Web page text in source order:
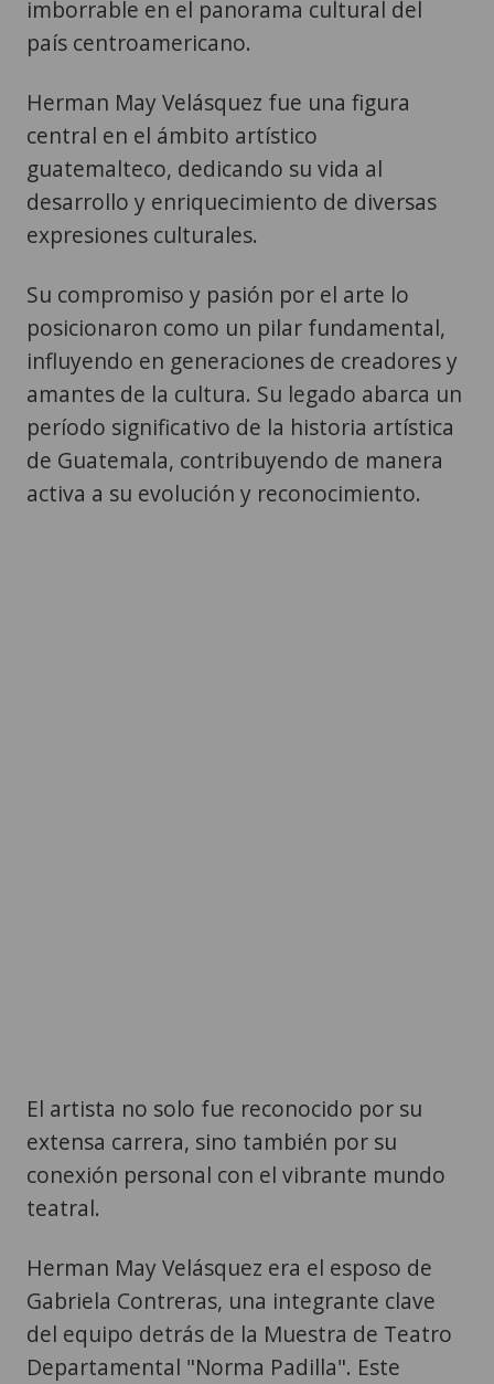
imborrable en el panorama cultural del
país centroamericano.
Herman May Velásquez fue una figura
central en el ámbito artístico
guatemalteco, dedicando su vida al
desarrollo y enriquecimiento de diversas
expresiones culturales.
Su compromiso y pasión por el arte lo
posicionaron como un pilar fundamental,
influyendo en generaciones de creadores y
amantes de la cultura. Su legado abarca un
período significativo de la historia artística
de Guatemala, contribuyendo de manera
activa a su evolución y reconocimiento.
El artista no solo fue reconocido por su
extensa carrera, sino también por su
conexión personal con el vibrante mundo
teatral.
Herman May Velásquez era el esposo de
Gabriela Contreras, una integrante clave
del equipo detrás de la Muestra de Teatro
Departamental "Norma Padilla". Este